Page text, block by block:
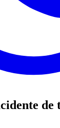
de